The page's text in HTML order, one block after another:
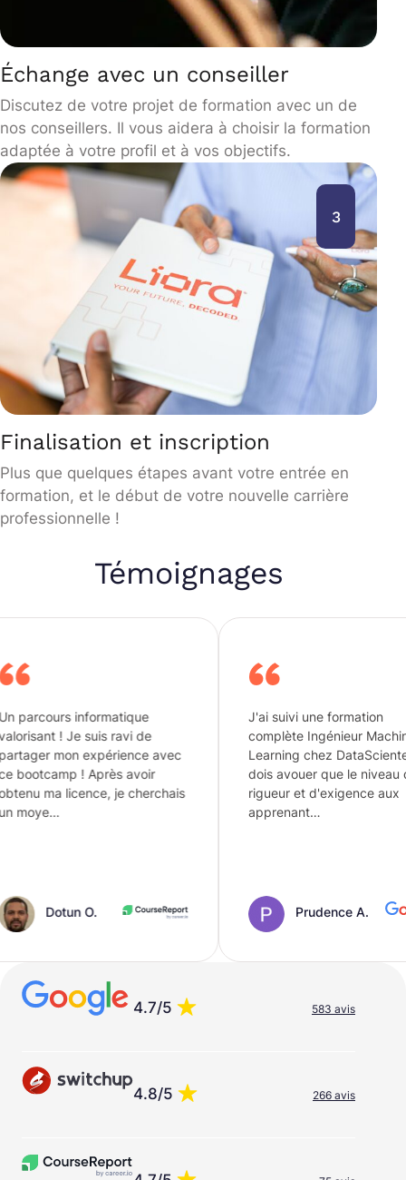
Échange avec un conseiller
Discutez de votre projet de formation avec un de
nos conseillers. Il vous aidera à choisir la formation
adaptée à votre profil et à vos objectifs.
3
Finalisation et inscription
Plus que quelques étapes avant votre entrée en
formation, et le début de votre nouvelle carrière
professionnelle !
Témoignages
informatique
Je suis ravi de
expérience avec
! Après avoir
licence, je cherchais
O.
J'ai suivi une formation
complète Ingénieur Machine
Learning chez DataScientest. je
dois avouer que le niveau de
rigueur et d'exigence aux
apprenant…
Prudence A.
4.7/5 583 avis
4.8/5 266 avis